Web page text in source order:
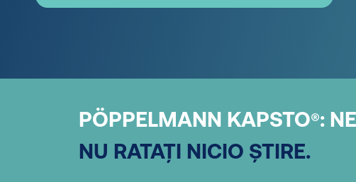
PÖPPELMANN KAPSTO®:
NU RATAȚI NICIO ȘTIRE.